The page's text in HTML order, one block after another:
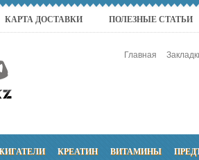
КАРТА ДОСТАВКИ ПОЛЕЗНЫЕ СТАТЬИ
Главная
КРЕАТИН ВИТАМИНЫ